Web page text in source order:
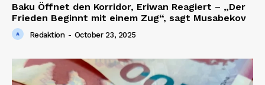
Baku Öffnet den Korridor, Eriwan Reagiert – „Der
Frieden Beginnt mit einem Zug“, sagt Musabekov
Redaktion - October 23, 2025